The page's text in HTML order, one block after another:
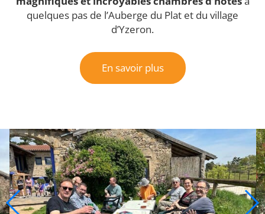
quelques pas de l’Auberge du Plat et du village
d’Yzeron.
En savoir plus